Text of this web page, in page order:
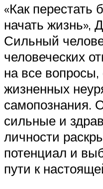
«Как перестать
начать жизнь»,
Сильный
человеческих
на все вопросы,
жизненных
самопознания.
сильные и
личности
потенциал и
пути к